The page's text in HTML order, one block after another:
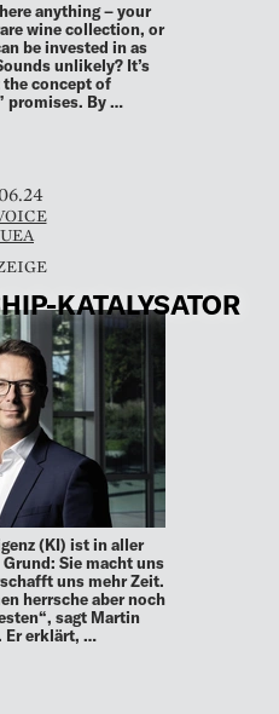
anything – your
wine collection, or
be invested in as
unlikely? It’s
concept of
promises. By …
KATALYSATOR
(KI) ist in aller
Sie macht uns
uns mehr Zeit.
herrsche aber noch
sagt Martin
Er erklärt, …